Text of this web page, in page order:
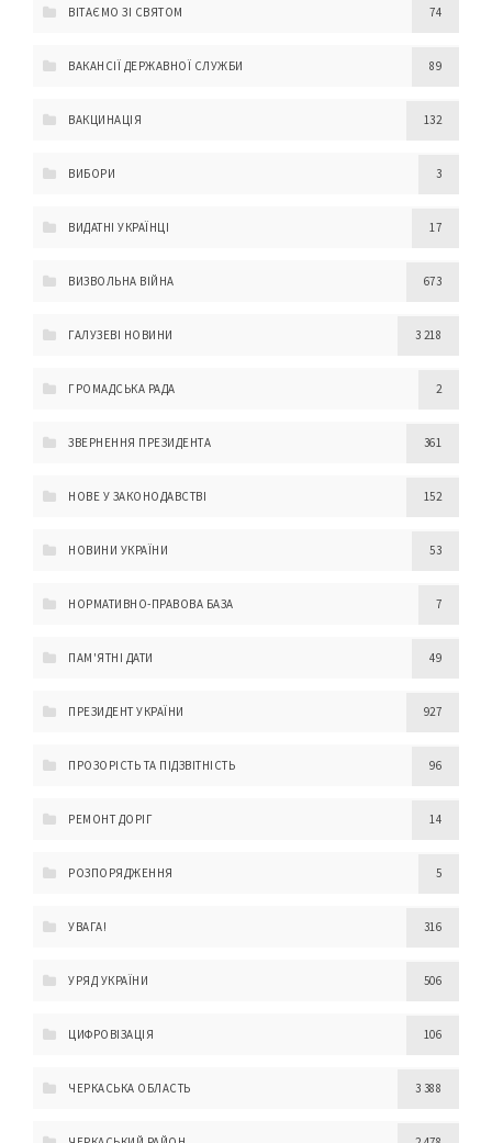
ВІТАЄМО ЗІ СВЯТОМ 74
ВАКАНСІЇ ДЕРЖАВНОЇ СЛУЖБИ 89
ВАКЦИНАЦІЯ 132
ВИБОРИ 3
ВИДАТНІ УКРАЇНЦІ 17
ВИЗВОЛЬНА ВІЙНА 673
ГАЛУЗЕВІ НОВИНИ 3 218
ГРОМАДСЬКА РАДА 2
ЗВЕРНЕННЯ ПРЕЗИДЕНТА 361
НОВЕ У ЗАКОНОДАВСТВІ 152
НОВИНИ УКРАЇНИ 53
НОРМАТИВНО-ПРАВОВА БАЗА 7
ПАМ'ЯТНІ ДАТИ 49
ПРЕЗИДЕНТ УКРАЇНИ 927
ПРОЗОРІСТЬ ТА ПІДЗВІТНІСТЬ 96
РЕМОНТ ДОРІГ 14
РОЗПОРЯДЖЕННЯ 5
УВАГА! 316
УРЯД УКРАЇНИ 506
ЦИФРОВІЗАЦІЯ 106
ЧЕРКАСЬКА ОБЛАСТЬ 3 388